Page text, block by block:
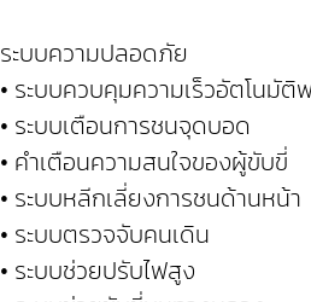
ระบบความปลอดภัย
• ระบบควบคุมความเร็วอัตโนมั
• ระบบเตือนการชนจุดบอด
• คำเตือนความสนใจของผู้ขับขี่
• ระบบหลีกเลี่ยงการชนด้านหน้า
• ระบบตรวจจับคนเดิน
• ระบบช่วยปรับไฟสูง